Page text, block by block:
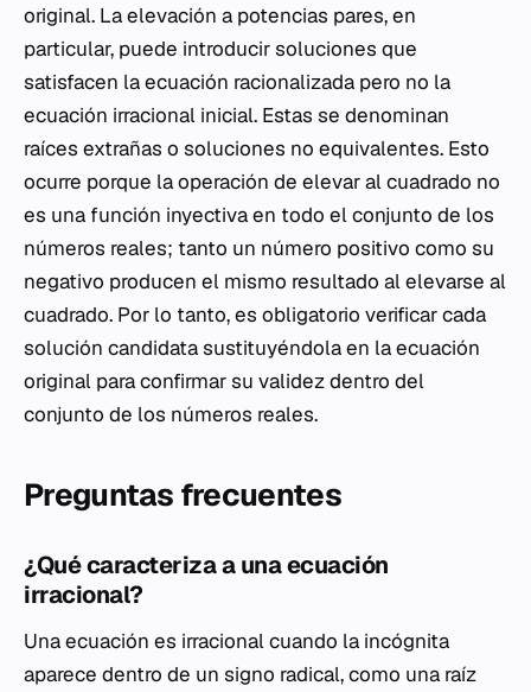
original. La elevación a potencias pares, en
particular, puede introducir soluciones que
satisfacen la ecuación racionalizada pero no la
ecuación irracional inicial. Estas se denominan
raíces extrañas o soluciones no equivalentes. Esto
ocurre porque la operación de elevar al cuadrado no
es una función inyectiva en todo el conjunto de los
números reales; tanto un número positivo como su
negativo producen el mismo resultado al elevarse al
cuadrado. Por lo tanto, es obligatorio verificar cada
solución candidata sustituyéndola en la ecuación
original para confirmar su validez dentro del
conjunto de los números reales.
Preguntas frecuentes
¿Qué caracteriza a una ecuación
irracional?
Una ecuación es irracional cuando la incógnita
aparece dentro de un signo radical, como una raíz